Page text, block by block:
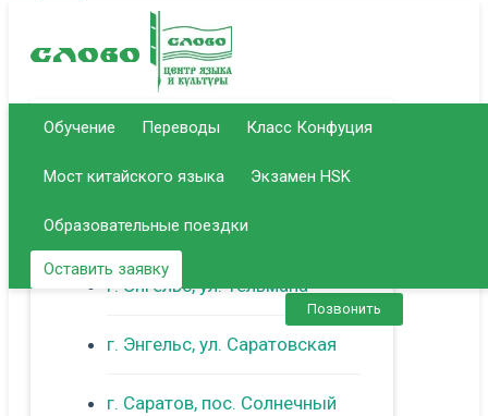
Позвонить
г. Саратов Центральный офис
г. Балаково
г. Энгельс, ул. Тельмана
г. Энгельс, ул. Саратовская
г. Саратов, пос. Солнечный
Обучение Переводы Класс Конфуция
Мост китайского языка Экзамен HSK
Образовательные поездки
Оставить заявку